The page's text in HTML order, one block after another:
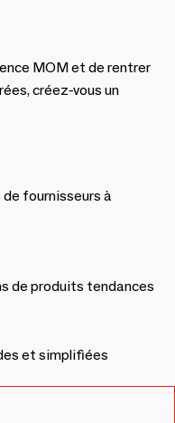
MOM et de rentrer
créez-vous un
fournisseurs à
de produits tendances
et simplifiées